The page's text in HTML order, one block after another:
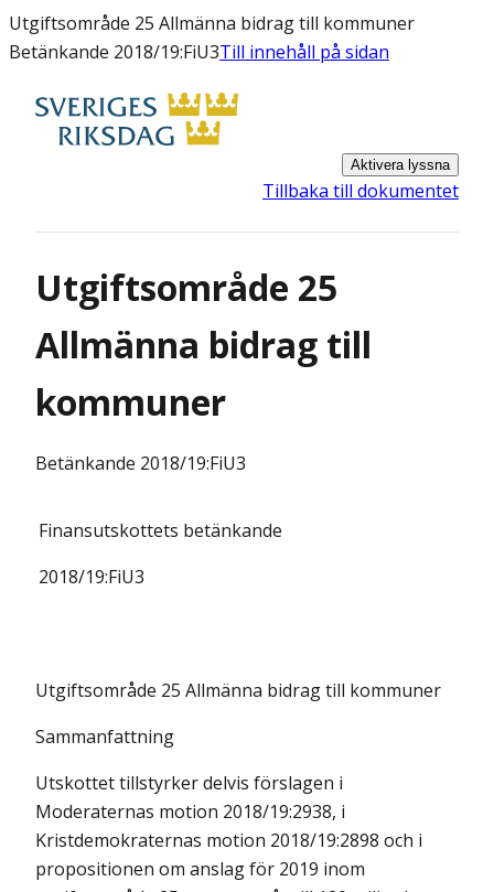
Utgiftsområde 25 Allmänna bidrag till kommuner
Betänkande 2018/19:FiU3Till innehåll på sidan
Aktivera lyssna
Tillbaka till dokumentet
Utgiftsområde 25
Allmänna bidrag till
kommuner
Betänkande 2018/19:FiU3
Finansutskottets betänkande
2018/19:FiU3
Utgiftsområde 25 Allmänna bidrag till kommuner
Sammanfattning
Utskottet tillstyrker delvis förslagen i
Moderaternas motion 2018/19:2938, i
Kristdemokraternas motion 2018/19:2898 och i
propositionen om anslag för 2019 inom